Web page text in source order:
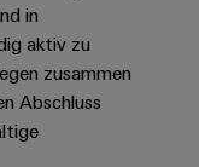
in
aktiv zu
zusammen
Abschluss